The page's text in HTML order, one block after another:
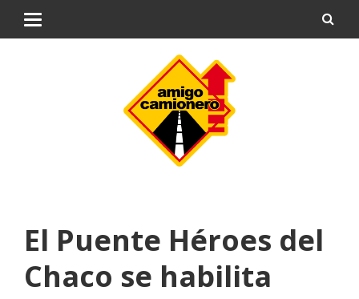
El Puente Héroes del
Chaco se habilita